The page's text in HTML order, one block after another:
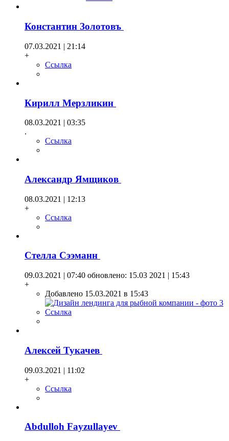
Константин Золотовъ
07.03.2021 | 21:14
+
Ссылка
Кирилл Мерзликин
08.03.2021 | 03:35
.
Ссылка
Александр Ямщиков
08.03.2021 | 12:13
+
Ссылка
Стелла Сээманн
09.03.2021 | 07:40 обновлено: 15.03 2021 | 15:43
+
Добавлено 15.03.2021 в 15:43
Ссылка
Алексей Тукачев
09.03.2021 | 11:02
+
Ссылка
Abdulloh Fayzullayev